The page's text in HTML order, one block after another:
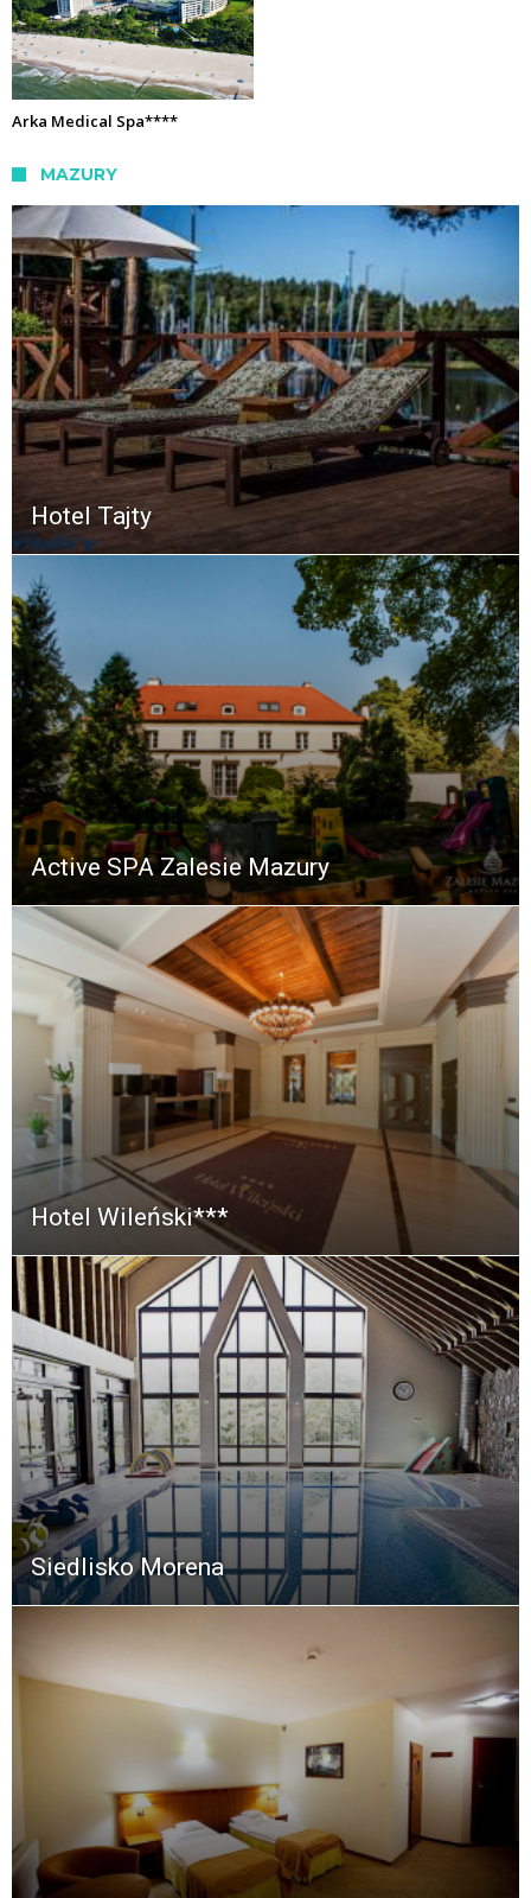
Arka Medical Spa****
MAZURY
Hotel Tajty
Active SPA Zalesie Mazury
Hotel Wileński***
Siedlisko Morena